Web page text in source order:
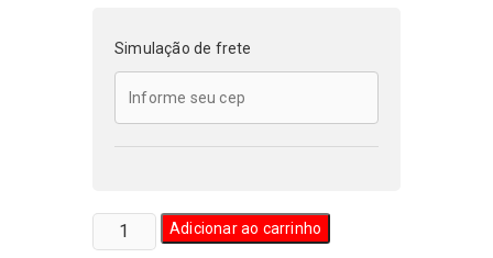
Simulação de frete
Blusa
de
Adicionar ao carrinho